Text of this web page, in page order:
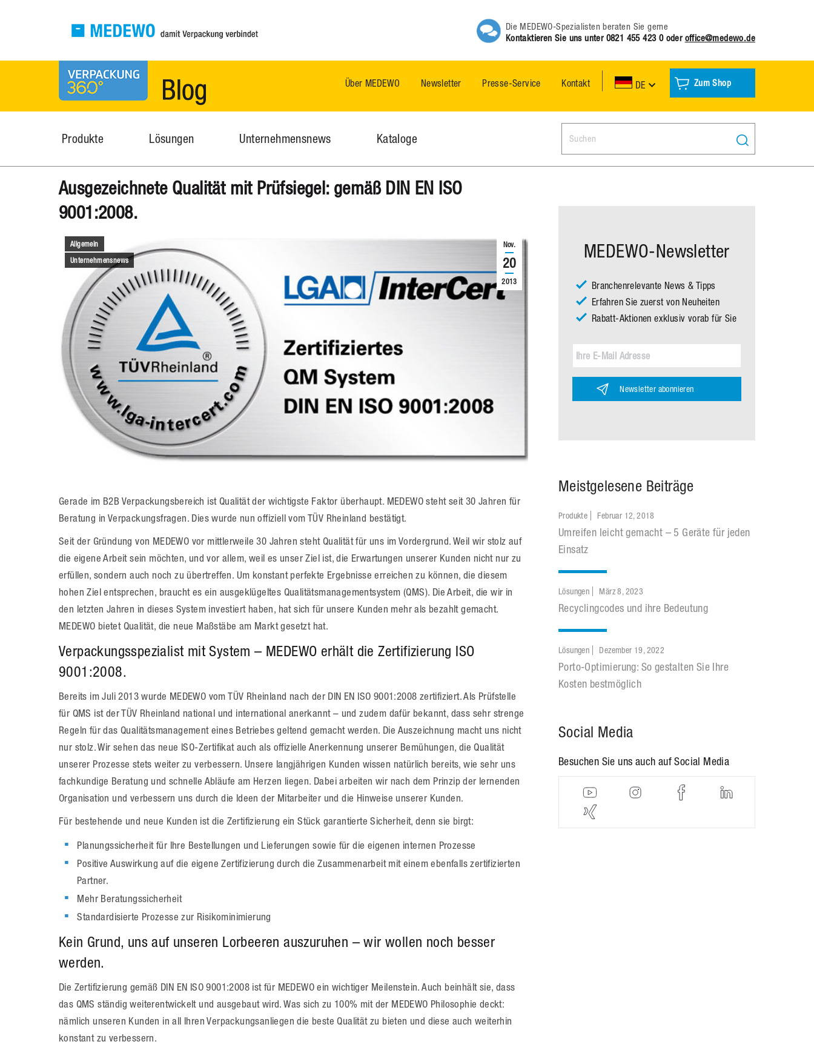
Die MEDEWO-Spezialisten beraten Sie gerne
Kontaktieren Sie uns unter 0821 455 423 0oder office@medewo.de
MEDEWO Verpackungen
News Über MEDEWO Newsletter Presse-Service Kontakt DE Zum Shop
Produkte Lösungen Unternehmensnews Kataloge
Ausgezeichnete Qualität mit Prüfsiegel: gemäß DIN EN ISO
9001:2008.
Nov.
20
2013
Allgemein
Unternehmensnews
Gerade im B2B Verpackungsbereich ist Qualität der wichtigste Faktor überhaupt. MEDEWO steht seit 30 Jahren für
Beratung in Verpackungsfragen. Dies wurde nun offiziell vom TÜV Rheinland bestätigt.
Seit der Gründung von MEDEWO vor mittlerweile 30 Jahren steht Qualität für uns im Vordergrund. Weil wir stolz auf
die eigene Arbeit sein möchten, und vor allem, weil es unser Ziel ist, die Erwartungen unserer Kunden nicht nur zu
erfüllen, sondern auch noch zu übertreffen. Um konstant perfekte Ergebnisse erreichen zu können, die diesem
hohen Ziel entsprechen, braucht es ein ausgeklügeltes Qualitätsmanagementsystem (QMS). Die Arbeit, die wir in
den letzten Jahren in dieses System investiert haben, hat sich für unsere Kunden mehr als bezahlt gemacht.
MEDEWO bietet Qualität, die neue Maßstäbe am Markt gesetzt hat.
Verpackungsspezialist mit System – MEDEWO erhält die Zertifizierung ISO
9001:2008.
Bereits im Juli 2013 wurde MEDEWO vom TÜV Rheinland nach der DIN EN ISO 9001:2008 zertifiziert. Als Prüfstelle
für QMS ist der TÜV Rheinland national und international anerkannt – und zudem dafür bekannt, dass sehr strenge
Regeln für das Qualitätsmanagement eines Betriebes geltend gemacht werden. Die Auszeichnung macht uns nicht
nur stolz. Wir sehen das neue ISO-Zertifikat auch als offizielle Anerkennung unserer Bemühungen, die Qualität
unserer Prozesse stets weiter zu verbessern. Unsere langjährigen Kunden wissen natürlich bereits, wie sehr uns
fachkundige Beratung und schnelle Abläufe am Herzen liegen. Dabei arbeiten wir nach dem Prinzip der lernenden
Organisation und verbessern uns durch die Ideen der Mitarbeiter und die Hinweise unserer Kunden.
Für bestehende und neue Kunden ist die Zertifizierung ein Stück garantierte Sicherheit, denn sie birgt:
Planungssicherheit für Ihre Bestellungen und Lieferungen sowie für die eigenen internen Prozesse
Positive Auswirkung auf die eigene Zertifizierung durch die Zusammenarbeit mit einem ebenfalls zertifizierten
Partner.
Mehr Beratungssicherheit
Standardisierte Prozesse zur Risikominimierung
Kein Grund, uns auf unseren Lorbeeren auszuruhen – wir wollen noch besser
werden.
Die Zertifizierung gemäß DIN EN ISO 9001:2008 ist für MEDEWO ein wichtiger Meilenstein. Auch beinhält sie, dass
das QMS ständig weiterentwickelt und ausgebaut wird. Was sich zu 100% mit der MEDEWO Philosophie deckt:
nämlich unseren Kunden in all Ihren Verpackungsanliegen die beste Qualität zu bieten und diese auch weiterhin
konstant zu verbessern.
MEDEWO-Newsletter
Branchenrelevante News & Tipps
Erfahren Sie zuerst von Neuheiten
Rabatt-Aktionen exklusiv vorab für Sie
Newsletter abonnieren
Meistgelesene Beiträge
Produkte Februar 12, 2018
Umreifen leicht gemacht – 5 Geräte für jeden
Einsatz
Lösungen März 8, 2023
Recyclingcodes und ihre Bedeutung
Lösungen Dezember 19, 2022
Porto-Optimierung: So gestalten Sie Ihre
Kosten bestmöglich
Social Media
Besuchen Sie uns auch auf Social Media